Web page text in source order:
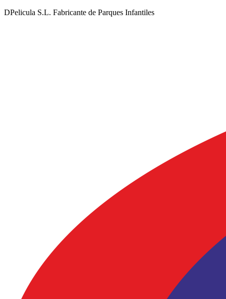
DPelicula S.L. Fabricante de Parques Infantiles